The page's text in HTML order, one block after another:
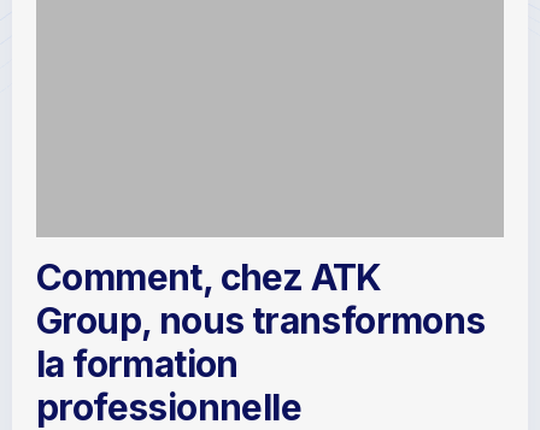
Comment, chez ATK
Group, nous transformons
la formation
professionnelle